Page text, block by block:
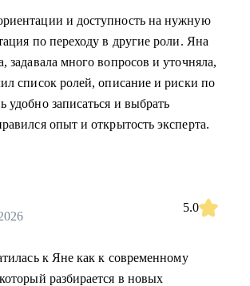
и доступность на нужную
по переходу в другие роли. Яна
задавала много вопросов и уточняла,
список ролей, описание и риски по
удобно записаться и выбрать
опыт и открытость эксперта.
5.0
к Яне как к современному
разбирается в новых